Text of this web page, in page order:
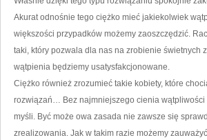
Akurat odnośnie tego ciężko mieć jakiekolwiek
większości przypadków możemy zaoszczędzić.
taki, który pozwala dla nas na zrobienie świetnych
wątpienia będziemy usatysfakcjonowane.
Ciężko również zrozumieć takie kobiety, które
rozwiązań… Bez najmniejszego cienia wątpliwości
myśli. Być może owa zasada nie zawsze się
zrealizowania. Jak w takim razie możemy